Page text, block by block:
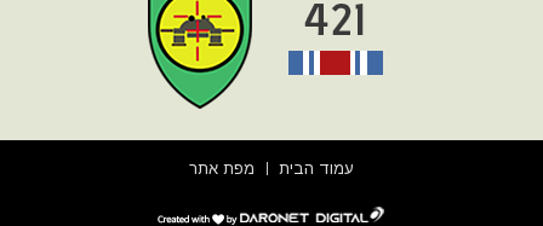
עמוד הבית מפת אתר
דרונט